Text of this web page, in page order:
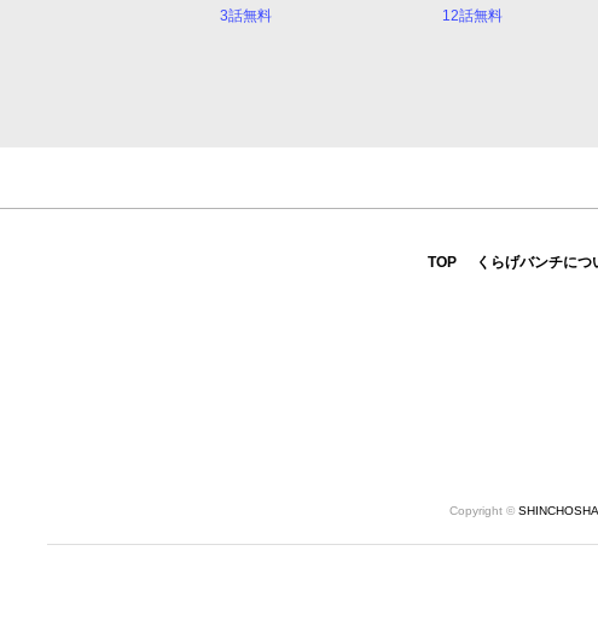
3話無料
12話無料
TOP くらげバンチにつ
Copyright © SHINCHOSHA